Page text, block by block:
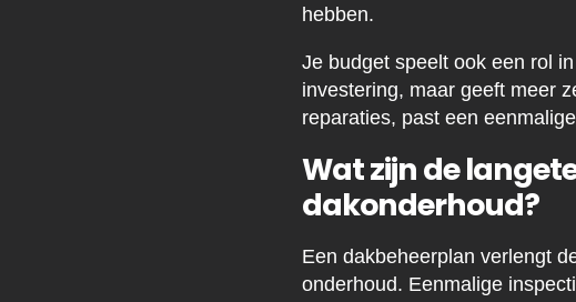
hebben.
Je budget speelt ook een rol
investering, maar geeft meer
reparaties, past een
Wat zijn de
dakonderhoud?
Een dakbeheerplan verlengt
onderhoud. Eenmalige